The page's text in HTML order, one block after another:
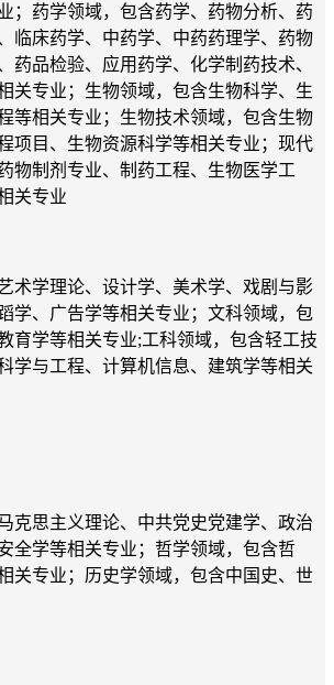
； 药学领域， 包含药学、药物分析、药
临床药学、中药学、中药药理学、药物
药品检验、应用药学、化学制药技术、
关专业 ； 生物领域， 包含生物科学、生
等相关专业 ； 生物技术领域， 包含生物
项目、生物资源科学等相关专业 ； 现代
物制剂专业、制药工程、生物医学工
关专业
术学理论、设计学、美术学、戏剧与影
学、广告学等相关专业；文科领域，包
育学等相关专业;工科领域，包含轻工技
学与工程、计算机信息、建筑学等相关
克思主义理论、中共党史党建学、政治
全学等相关专业 ；哲学领域，包含哲
关专业 ；历史学领域，包含中国史、世